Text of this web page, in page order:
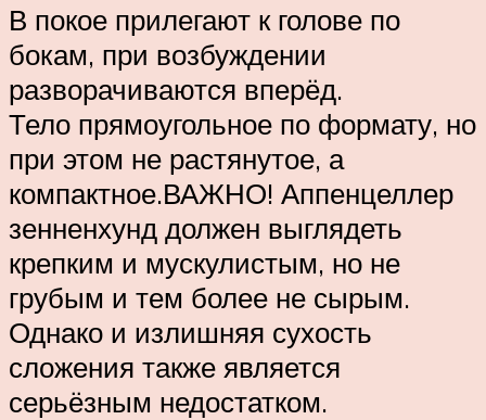
В покое прилегают к голове по
бокам, при возбуждении
разворачиваются вперёд.
Тело прямоугольное по формату, но
при этом не растянутое, а
компактное.ВАЖНО! Аппенцеллер
зенненхунд должен выглядеть
крепким и мускулистым, но не
грубым и тем более не сырым.
Однако и излишняя сухость
сложения также является
серьёзным недостатком.